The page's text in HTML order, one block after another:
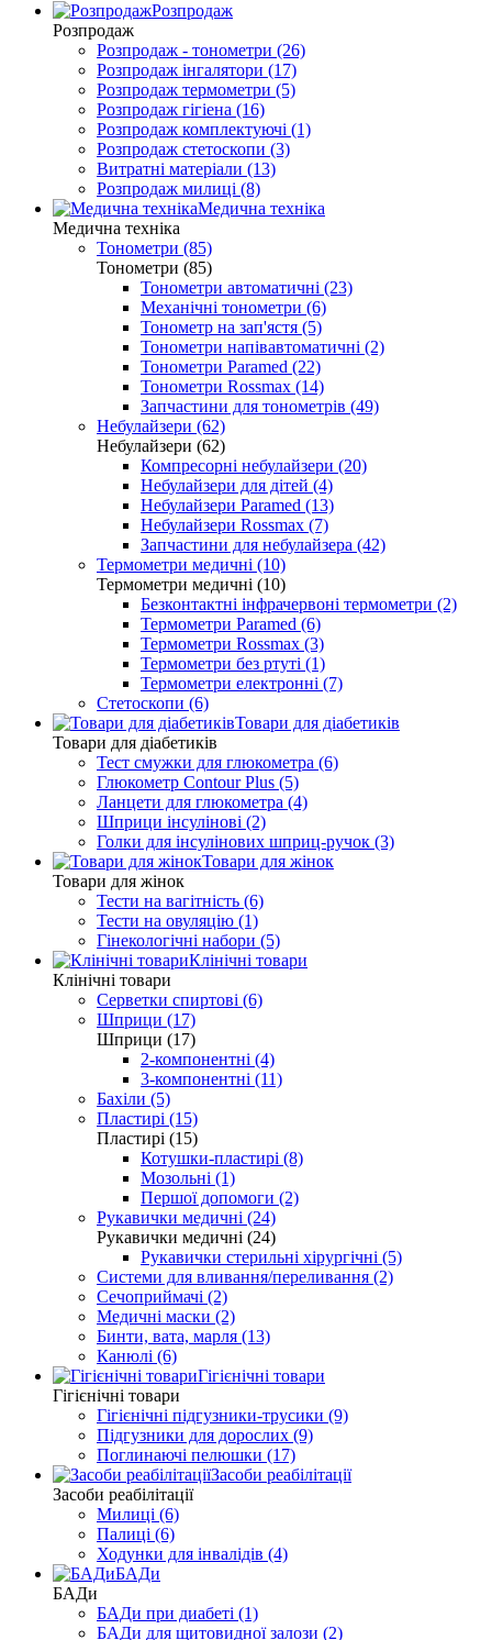
Розпродаж
Розпродаж
Розпродаж - тонометри (26)
Розпродаж інгалятори (17)
Розпродаж термометри (5)
Розпродаж гігіена (16)
Розпродаж комплектуючі (1)
Розпродаж стетоскопи (3)
Витратні матеріали (13)
Розпродаж милиці (8)
Медична техніка
Медична техніка
Тонометри (85)
Тонометри (85)
Тонометри автоматичні (23)
Механічні тонометри (6)
Тонометр на зап'ястя (5)
Тонометри напівавтоматичні (2)
Тонометри Paramed (22)
Тонометри Rossmax (14)
Запчастини для тонометрів (49)
Небулайзери (62)
Небулайзери (62)
Компресорні небулайзери (20)
Небулайзери для дітей (4)
Небулайзери Paramed (13)
Небулайзери Rossmax (7)
Запчастини для небулайзера (42)
Термометри медичні (10)
Термометри медичні (10)
Безконтактні інфрачервоні термометри (2)
Термометри Paramed (6)
Термометри Rossmax (3)
Термометри без ртуті (1)
Термометри електронні (7)
Стетоскопи (6)
Товари для діабетиків
Товари для діабетиків
Тест смужки для глюкометра (6)
Глюкометр Contour Plus (5)
Ланцети для глюкометра (4)
Шприци інсулінові (2)
Голки для інсулінових шприц-ручок (3)
Товари для жінок
Товари для жінок
Тести на вагітність (6)
Тести на овуляцію (1)
Гінекологічні набори (5)
Клінічні товари
Клінічні товари
Серветки спиртові (6)
Шприци (17)
Шприци (17)
2-компонентні (4)
3-компонентні (11)
Бахіли (5)
Пластирі (15)
Пластирі (15)
Котушки-пластирі (8)
Мозольні (1)
Першої допомоги (2)
Рукавички медичні (24)
Рукавички медичні (24)
Рукавички стерильні хірургічні (5)
Системи для вливання/переливання (2)
Сечоприймачі (2)
Медичні маски (2)
Бинти, вата, марля (13)
Канюлі (6)
Гігієнічні товари
Гігієнічні товари
Гігієнічні підгузники-трусики (9)
Підгузники для дорослих (9)
Поглинаючі пелюшки (17)
Засоби реабілітації
Засоби реабілітації
Милиці (6)
Палиці (6)
Ходунки для інвалідів (4)
БАДи
БАДи
БАДи при диабеті (1)
БАДи для щитовидної залози (2)